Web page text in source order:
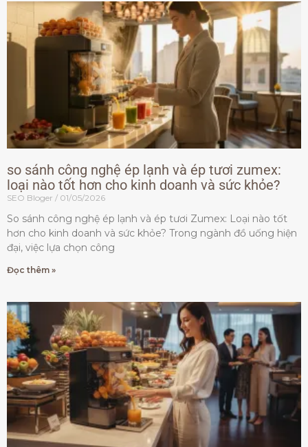
so sánh công nghệ ép lạnh và ép tươi zumex:
loại nào tốt hơn cho kinh doanh và sức khỏe?
SEO Bloger 01/05/2026
So sánh công nghệ ép lạnh và ép tươi Zumex: Loại nào tốt
hơn cho kinh doanh và sức khỏe? Trong ngành đồ uống hiện
đại, việc lựa chọn công
Đọc thêm »